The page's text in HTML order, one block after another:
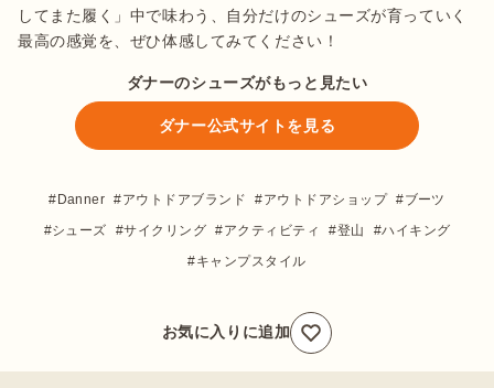
してまた履く」中で味わう、自分だけのシューズが育っていく
最高の感覚を、ぜひ体感してみてください！
ダナーのシューズがもっと見たい
ダナー公式サイトを見る
Danner アウトドアブランド アウトドアショップ
ブーツ
シューズ
サイクリング アクティビティ 登山
ハイキング
キャンプスタイル
お気に入りに追加